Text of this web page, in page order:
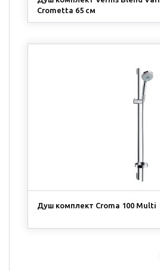
Crometta 65 см
Душ комплект Croma 100 Multi